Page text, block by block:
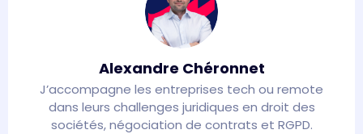
Alexandre Chéronnet
J’accompagne les entreprises tech ou remote
dans leurs challenges juridiques en droit des
sociétés, négociation de contrats et RGPD.